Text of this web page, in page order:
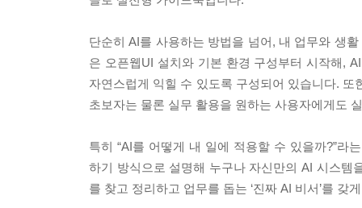
단순히 AI를 사용하는 방법을 넘어, 내 업무와 생
은 오픈웹UI 설치와 기본 환경 구성부터 시작해,
자연스럽게 익힐 수 있도록 구성되어 있습니다.
초보자는 물론 실무 활용을 원하는 사용자에게도
특히 “AI를 어떻게 내 일에 적용할 수 있을까?”라
하기 방식으로 설명해 누구나 자신만의 AI 시스템
를 찾고 정리하고 업무를 돕는 ‘진짜 AI 비서’를 갖